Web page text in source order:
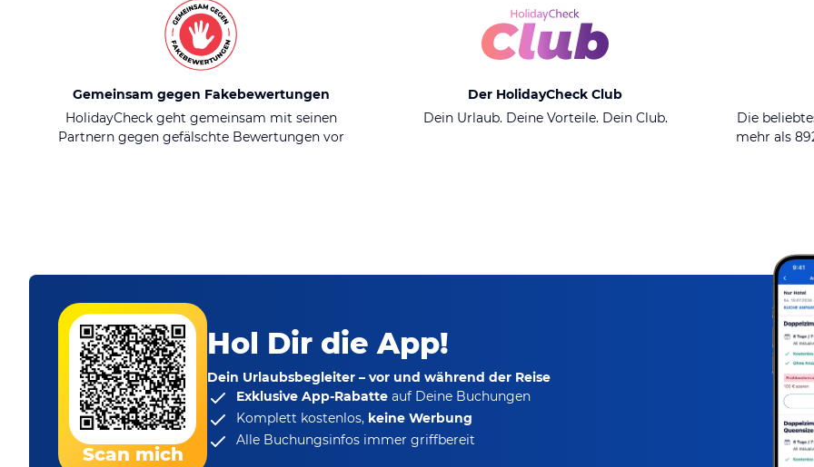
Gemeinsam gegen Fakebewertungen
HolidayCheck geht gemeinsam mit seinen
Partnern gegen gefälschte Bewertungen vor
Der HolidayCheck Club
Dein Urlaub. Deine Vorteile. Dein Club.
Die
mehr als
Scan mich
Hol Dir die App!
Dein Urlaubsbegleiter – vor und während der Reise
Exklusive App-Rabatte auf Deine Buchungen
Komplett kostenlos, keine Werbung
Alle Buchungsinfos immer griffbereit